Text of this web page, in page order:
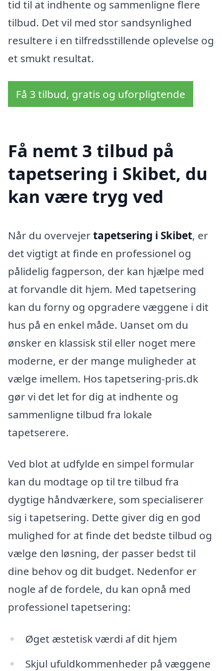
tid til at indhente og sammenligne flere
tilbud. Det vil med stor sandsynlighed
resultere i en tilfredsstillende oplevelse og
et smukt resultat.
Få 3 tilbud, gratis og uforpligtende
Få nemt 3 tilbud på
tapetsering i Skibet, du
kan være tryg ved
Når du overvejertapetsering i Skibet, er
det vigtigt at finde en professionel og
pålidelig fagperson, der kan hjælpe med
at forvandle dit hjem. Med tapetsering
kan du forny og opgradere væggene i dit
hus på en enkel måde. Uanset om du
ønsker en klassisk stil eller noget mere
moderne, er der mange muligheder at
vælge imellem. Hos tapetsering-pris.dk
gør vi det let for dig at indhente og
sammenligne tilbud fra lokale
tapetserere.
Ved blot at udfylde en simpel formular
kan du modtage op til tre tilbud fra
dygtige håndværkere, som specialiserer
sig i tapetsering. Dette giver dig en god
mulighed for at finde det bedste tilbud og
vælge den løsning, der passer bedst til
dine behov og dit budget. Nedenfor er
nogle af de fordele, du kan opnå med
professionel tapetsering:
Øget æstetisk værdi af dit hjem
Skjul ufuldkommenheder på væggene